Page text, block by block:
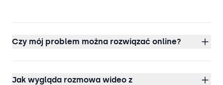
Czy mój problem można rozwiązać online?
Jak wygląda rozmowa wideo z